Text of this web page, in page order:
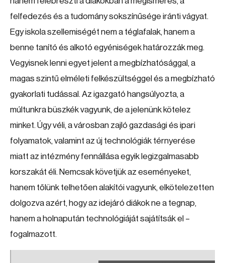
felfedezés és a tudomány sokszínűsége iránti vágyat.
Egy iskola szellemiségét nem a téglafalak, hanem a
benne tanító és alkotó egyéniségek határozzák meg.
Vegyisnek lenni egyet jelent a megbízhatósággal, a
magas szintű elméleti felkészültséggel és a megbízható
gyakorlati tudással. Az igazgató hangsúlyozta, a
múltunkra büszkék vagyunk, de a jelenünk kötelez
minket. Úgy véli, a városban zajló gazdasági és ipari
folyamatok, valamint az új technológiák térnyerése
miatt az intézmény fennállása egyik legizgalmasabb
korszakát éli. Nemcsak követjük az eseményeket,
hanem tőlünk telhetően alakítói vagyunk, elkötelezetten
dolgozva azért, hogy az idejáró diákok ne a tegnap,
hanem a holnapután technológiáját sajátítsák el –
fogalmazott.